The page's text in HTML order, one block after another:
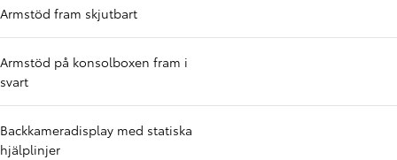
Armstöd fram skjutbart
Armstöd på konsolboxen fram i
svart
Backkameradisplay med statiska
hjälplinjer